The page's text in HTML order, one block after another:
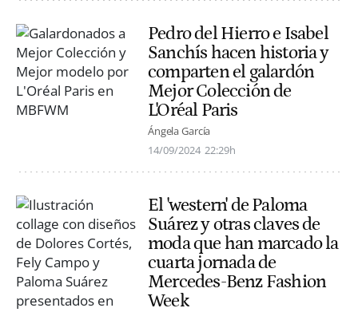
Pedro del Hierro e Isabel
Sanchís hacen historia y
comparten el galardón
Mejor Colección de
L'Oréal Paris
Ángela García
14/09/2024 22:29h
El 'western' de Paloma
Suárez y otras claves de
moda que han marcado la
cuarta jornada de
Mercedes-Benz Fashion
Week